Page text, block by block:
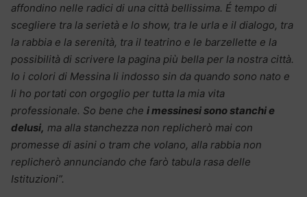
affondino nelle radici di una città bellissima. É tempo di
scegliere tra la serietà e lo show, tra le urla e il dialogo, tra
la rabbia e la serenità, tra il teatrino e le barzellette e la
possibilità di scrivere la pagina più bella per la nostra città.
Io i colori di Messina li indosso sin da quando sono nato e
li ho portati con orgoglio per tutta la mia vita
professionale. So bene che i messinesi sono stanchi e
delusi, ma alla stanchezza non replicherò mai con
promesse di asini o tram che volano, alla rabbia non
replicherò annunciando che farò tabula rasa delle
Istituzioni”.